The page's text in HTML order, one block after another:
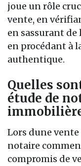
joue un rôle
vente, en
en sassurant
en procédant à
authentique.
Quelles
étude de
Lors dune
notaire
compromis de